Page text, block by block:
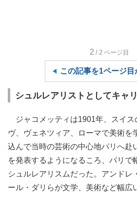
2 /2 ページ目
この記事を1ページ目
シュルレアリストとしてキャ
ジャコメッティは1901年、スイス
ヴ、ヴェネツィア、ローマで美術を
込んで当時の芸術の中心地パリへ赴
を発表するようになるころ、パリで
シュルレアリスムだった。アンドレ
ール・ダリらが文学、美術など幅広